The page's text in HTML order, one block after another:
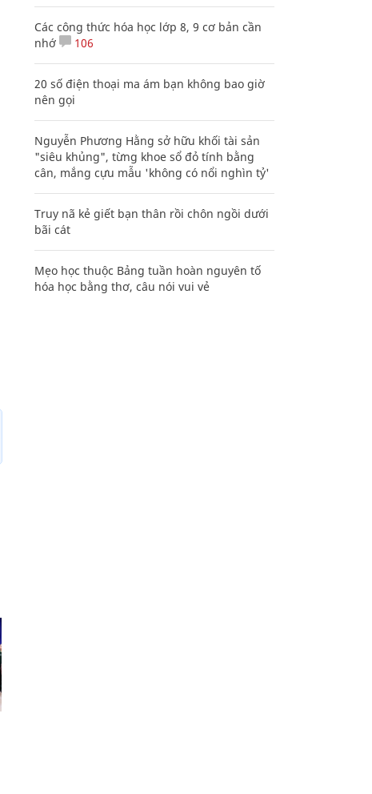
Các công thức hóa học lớp 8, 9 cơ bản cần
nhớ
106
20 số điện thoại ma ám bạn không bao giờ
nên gọi
Nguyễn Phương Hằng sở hữu khối tài sản
"siêu khủng", từng khoe sổ đỏ tính bằng
cân, mắng cựu mẫu 'không có nổi nghìn tỷ'
Truy nã kẻ giết bạn thân rồi chôn ngồi dưới
bãi cát
Mẹo học thuộc Bảng tuần hoàn nguyên tố
hóa học bằng thơ, câu nói vui vẻ